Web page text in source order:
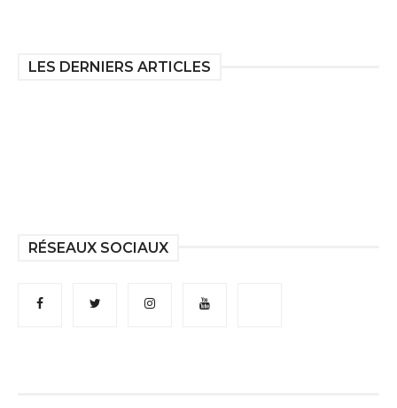
LES DERNIERS ARTICLES
RÉSEAUX SOCIAUX